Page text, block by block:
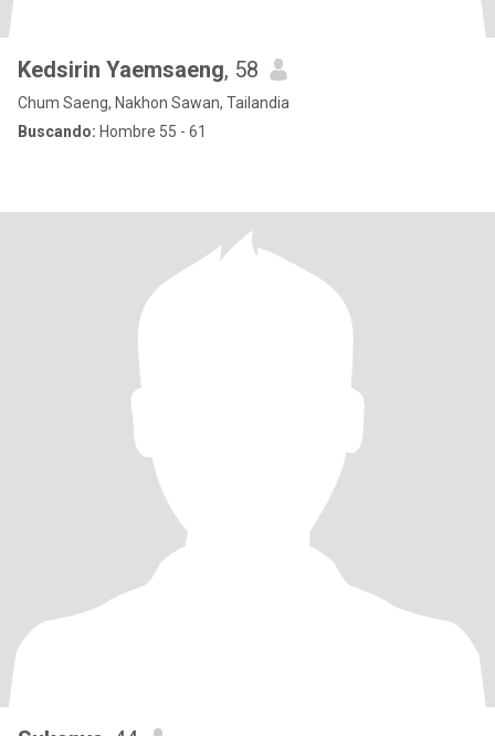
Kedsirin Yaemsaeng, 58
Chum Saeng, Nakhon Sawan, Tailandia
Buscando: Hombre 55 - 61